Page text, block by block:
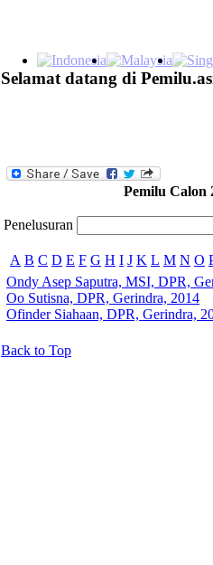
Selamat datang di
Pemilu Calon
Penelusuran
A B C D E F G H I J K L M N O
Ondy Asep Saputra, MSI, DPR,
Oo Sutisna, DPR, Gerindra, 2014
Ofinder Siahaan, DPR, Gerindra,
Back to Top